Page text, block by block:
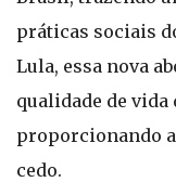
práticas sociais
Lula, essa nova
qualidade de
proporcionando
cedo.